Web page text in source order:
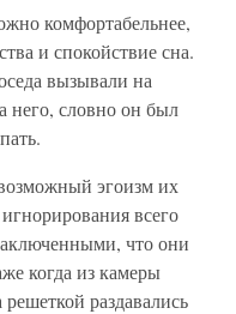
комфортабельнее,
и спокойствие сна.
вызывали на
него, словно он был
эгоизм их
всего
что они
когда из камеры
раздавались